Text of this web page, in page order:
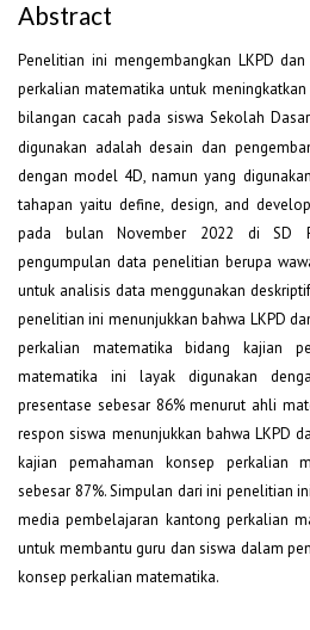
Abstract
Penelitian ini mengembangkan LKPD
perkalian matematika untuk
bilangan cacah pada siswa Sekolah
digunakan adalah desain dan
dengan model 4D, namun yang
tahapan yaitu define, design, and
pada bulan November 2022 di SD
pengumpulan data penelitian berupa
untuk analisis data menggunakan
penelitian ini menunjukkan bahwa LKPD
perkalian matematika bidang kajian
matematika ini layak digunakan
presentase sebesar 86% menurut ahli
respon siswa menunjukkan bahwa LKPD
kajian pemahaman konsep perkalian
sebesar 87%. Simpulan dari ini penelitian
media pembelajaran kantong perkalian
untuk membantu guru dan siswa dalam
konsep perkalian matematika.